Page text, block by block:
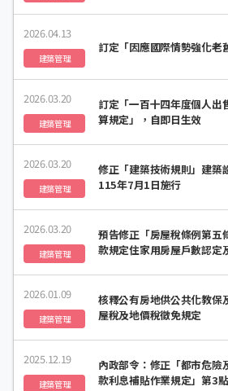
2026.04.13
建築管理
訂定「因應國際情勢強化老
2026.03.20
建築管理
訂定「一百十四年度個人出
算規定」，自即日生效
2026.03.20
建築管理
修正「建築技術規則」建築
115年7月1日施行
2026.03.20
建築管理
預告修正「房屋稅條例第五
款規定住家用房屋戶數認定
2026.01.09
建築管理
核釋公有房地供公共化教保
屋稅及地價稅徵免規定
2025.12.19
建築管理
內政部令：修正「都市危險
款利息補貼作業規定」第3